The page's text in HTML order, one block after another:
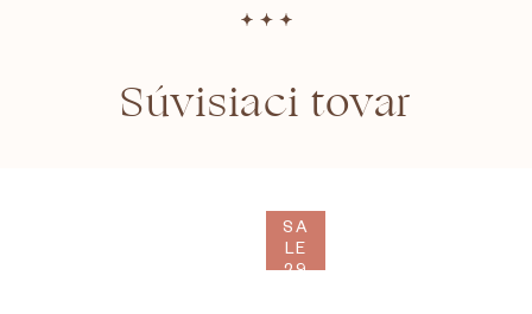
Súvisiaci tovar
SA
LE
29